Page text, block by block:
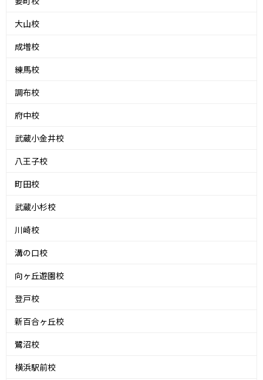
大山校
成増校
練馬校
調布校
府中校
武蔵小金井校
八王子校
町田校
武蔵小杉校
川崎校
溝の口校
向ヶ丘遊園校
登戸校
新百合ヶ丘校
鷺沼校
横浜駅前校